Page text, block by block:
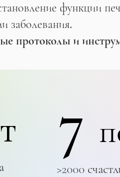
функции
заболевания.
протоколы и
7
>2000